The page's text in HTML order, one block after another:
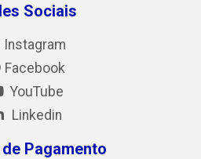
Sociais
Instagram
Facebook
YouTube
Linkedin
Pagamento